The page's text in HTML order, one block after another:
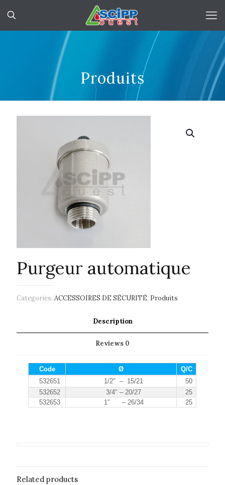
Produits
Purgeur automatique
Categories: ACCESSOIRES DE SÉCURITÉ, Produits
Description
Reviews 0
Code Ø
Q/C
532651
1/2″ – 15/21
50
532652
3/4″ – 20/27
25
532653
1″ – 26/34 25
Related products